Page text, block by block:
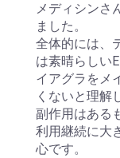
メディシンさ
ました。
全体的には、
は素晴らしい
イアグラをメ
くないと理解
副作用はある
利用継続に大
心です。